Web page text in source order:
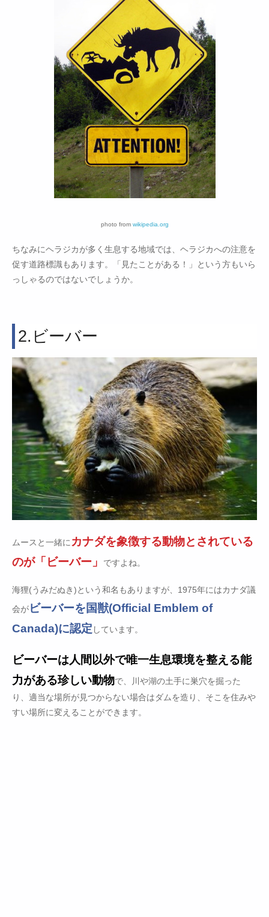
photo from wikipedia.org
ちなみにヘラジカが多く生息する地域では、ヘラジカへの注意を
促す道路標識もあります。「見たことがある！」という方もいら
っしゃるのではないでしょうか。
2.ビーバー
ムースと一緒に カナダを象徴する動物とされている
のが「ビーバー」
ですよね。
海狸(うみだぬき)という和名もありますが、1975年にはカナダ議
会がビーバーを国獣(Official Emblem of
Canada)に認定 しています。
ビーバーは人間以外で唯一生息環境を整える能
力がある珍しい動物で、川や湖の土手に巣穴を掘った
り、適当な場所が見つからない場合はダムを造り、そこを住みや
すい場所に変えることができます。